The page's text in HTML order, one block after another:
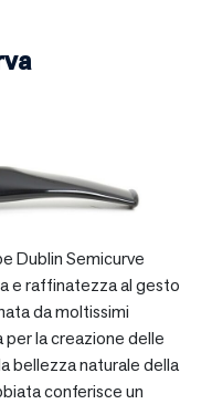
Dublin Semicurve
e raffinatezza al gesto
da moltissimi
per la creazione delle
bellezza naturale della
conferisce un